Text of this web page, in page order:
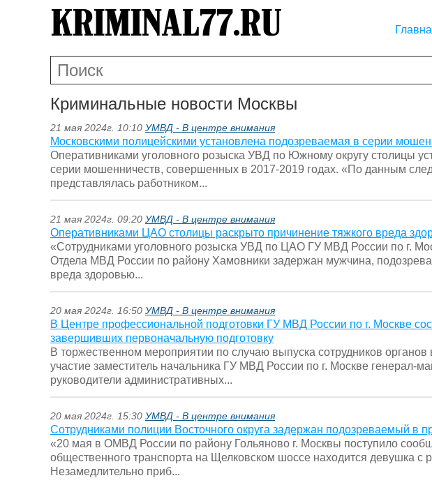
Криминальные новости Москвы
21 мая 2024г. 10:10 УМВД - В центре внимания
Московскими полицейскими установлена подозреваемая в серии
Оперативниками уголовного розыска УВД по Южному округу столицы
серии мошенничеств, совершенных в 2017-2019 годах. «По данным
представлялась работником...
21 мая 2024г. 09:20 УМВД - В центре внимания
Оперативниками ЦАО столицы раскрыто причинение тяжкого вреда
«Сотрудниками уголовного розыска УВД по ЦАО ГУ МВД России по г.
Отдела МВД России по району Хамовники задержан мужчина,
вреда здоровью...
20 мая 2024г. 16:50 УМВД - В центре внимания
В Центре профессиональной подготовки ГУ МВД России по г. Москве
завершивших первоначальную подготовку
В торжественном мероприятии по случаю выпуска сотрудников органов
участие заместитель начальника ГУ МВД России по г. Москве генерал-
руководители административных...
20 мая 2024г. 15:30 УМВД - В центре внимания
Сотрудниками полиции Восточного округа задержан подозреваемый в
«20 мая в ОМВД России по району Гольяново г. Москвы поступило
общественного транспорта на Щелковском шоссе находится девушка с
Незамедлительно приб...